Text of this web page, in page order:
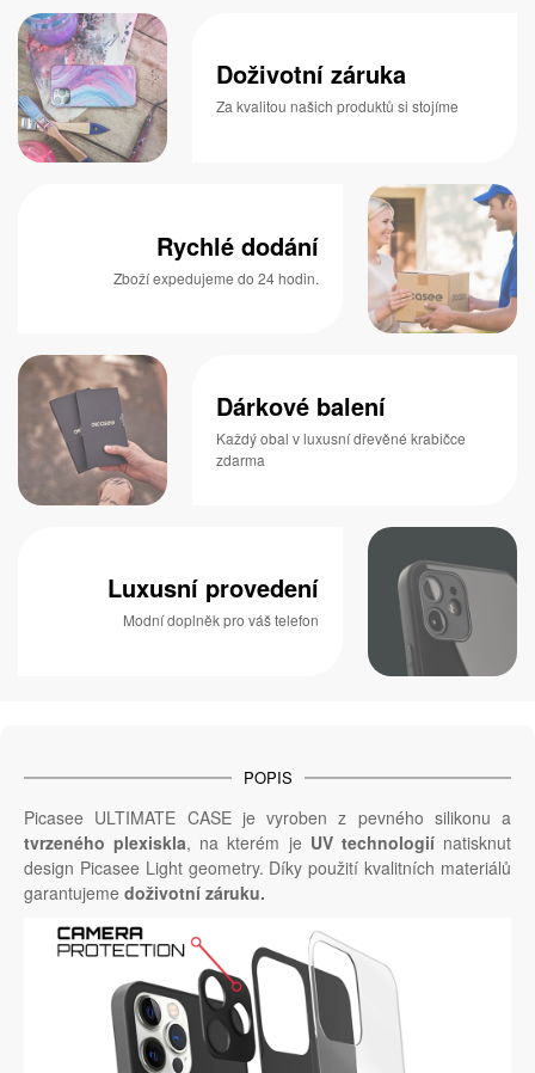
Doživotní záruka
Za kvalitou našich produktů si stojíme
Rychlé dodání
Zboží expedujeme do 24 hodin.
Dárkové balení
Každý obal v luxusní dřevěné krabičce
zdarma
Luxusní provedení
Modní doplněk pro váš telefon
POPIS
Picasee ULTIMATE CASE je vyroben z pevného silikonu a
tvrzeného plexiskla, na kterém je UV technologiínatisknut
design Picasee Light geometry. Díky použití kvalitních materiálů
garantujeme doživotní záruku.